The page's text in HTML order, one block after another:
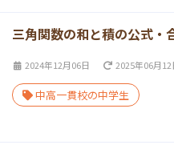
三角関数の和と積の公式
2024年12月06日 2025年06月12
中高一貫校の中学生